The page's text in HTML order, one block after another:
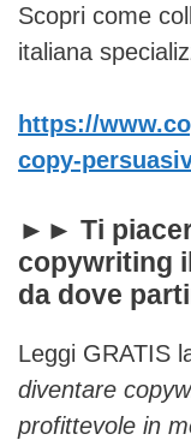
Scopri come
italiana
https://
copy-
►► Ti
copywriting
da dove
Leggi GRATIS
diventare
profittevole in